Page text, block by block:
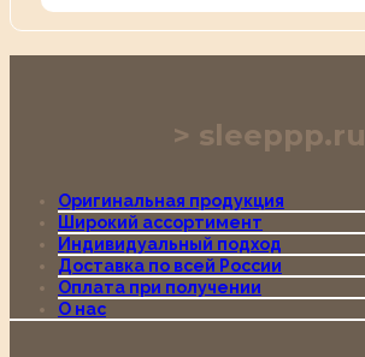
sleeppp.ru
Оригинальная продукция
Широкий ассортимент
Индивидуальный подход
Доставка по всей России
Оплата при получении
О нас